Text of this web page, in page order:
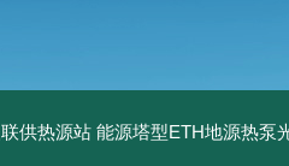
供热源站 能源塔型ETH地源热泵